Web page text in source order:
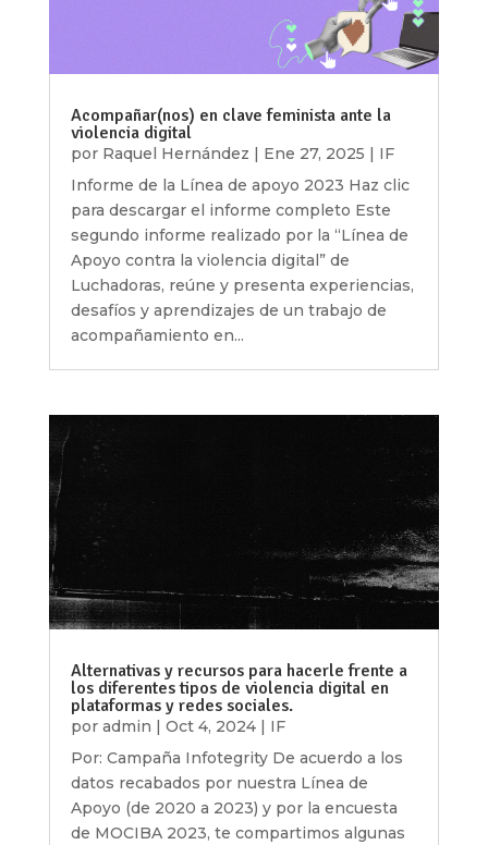
Acompañar(nos) en clave feminista ante la
violencia digital
por Raquel Hernández | Ene 27, 2025 | IF
Informe de la Línea de apoyo 2023 Haz clic
para descargar el informe completo Este
segundo informe realizado por la “Línea de
Apoyo contra la violencia digital” de
Luchadoras, reúne y presenta experiencias,
desafíos y aprendizajes de un trabajo de
acompañamiento en...
Alternativas y recursos para hacerle frente a
los diferentes tipos de violencia digital en
plataformas y redes sociales.
por admin | Oct 4, 2024| IF
Por: Campaña Infotegrity De acuerdo a los
datos recabados por nuestra Línea de
Apoyo (de 2020 a 2023) y por la encuesta
de MOCIBA 2023, te compartimos algunas